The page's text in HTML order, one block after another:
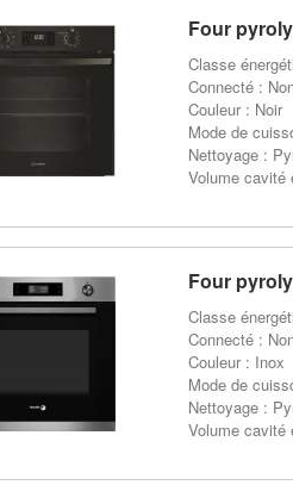
Four
Classe
Connecté :
Couleur : Noir
Mode de
Nettoyage :
Volume cavité
Four
Classe
Connecté :
Couleur : Inox
Mode de
Nettoyage :
Volume cavité